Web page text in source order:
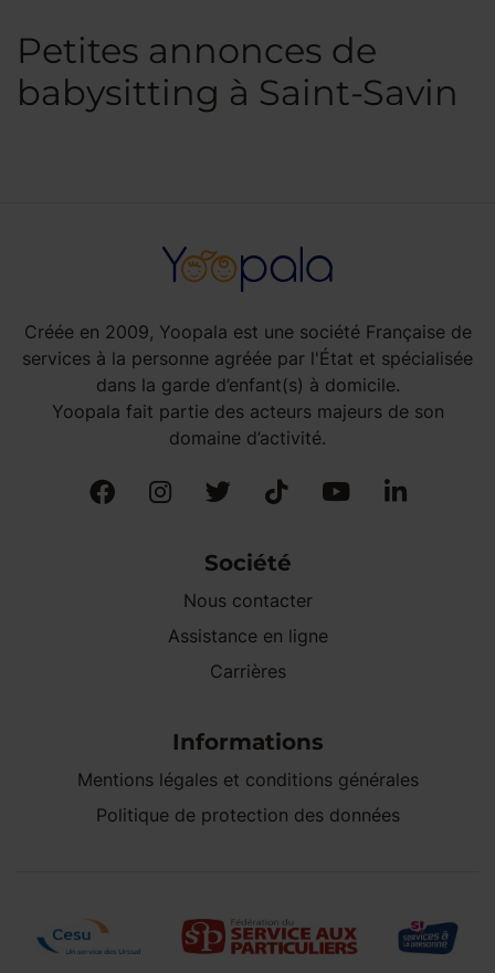
Petites annonces de
babysitting à Saint-Savin
Créée en 2009, Yoopala est une société Française de
services à la personne agréée par l'État et spécialisée
dans la garde d’enfant(s) à domicile.
Yoopala fait partie des acteurs majeurs de son
domaine d’activité.
Société
Nous contacter
Assistance en ligne
Carrières
Informations
Mentions légales et conditions générales
Politique de protection des données